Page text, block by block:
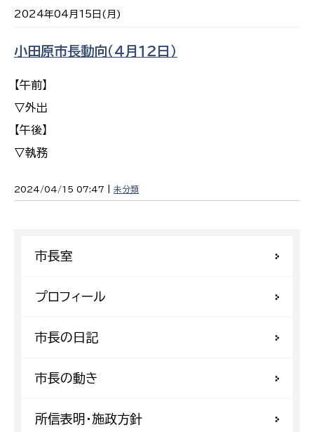
2024年04月15日(月)
小田原市長動向（４月１２日）
【午前】
▽外出
【午後】
▽執務
2024/04/15 07:47 | 未分類
市長室
プロフィール
市長の日記
市長の動き
所信表明・施政方針